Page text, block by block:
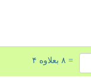
= ۸ بعلاوه ۴